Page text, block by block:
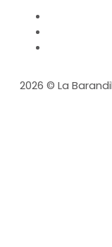
2026 © La